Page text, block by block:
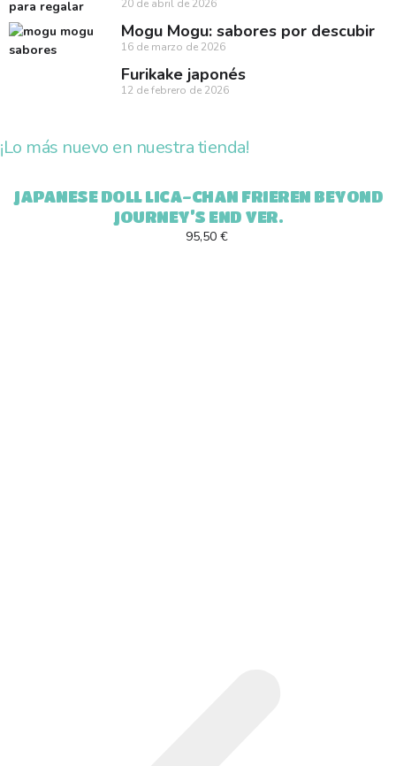
20 de abril de 2026
Mogu Mogu: sabores por descubir
16 de marzo de 2026
Furikake japonés
12 de febrero de 2026
¡Lo más nuevo en nuestra tienda!
JAPANESE DOLL LICA-CHAN FRIEREN BEYOND
JOURNEY’S END VER.
95,50 €